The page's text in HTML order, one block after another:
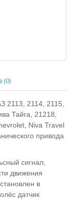
(0)
2113, 2114, 2115,
Тайга, 21218,
Niva Travel
привода
сигнал,
движения
в
датчик